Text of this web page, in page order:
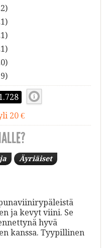
20 €
Äyriäiset
ja kevyt viini. Se
hyvä
kanssa. Tyypillinen